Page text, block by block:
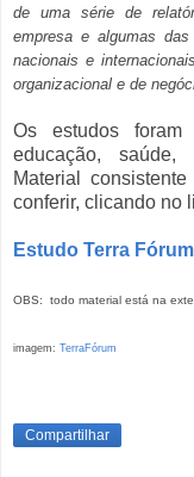
de uma série de
empresa e algumas
nacionais e
organizacional e de
Os estudos
educação, saúde,
Material
conferir, clicando no
Estudo Terra
OBS: todo material está na
imagem: TerraFórum
Compartilhar